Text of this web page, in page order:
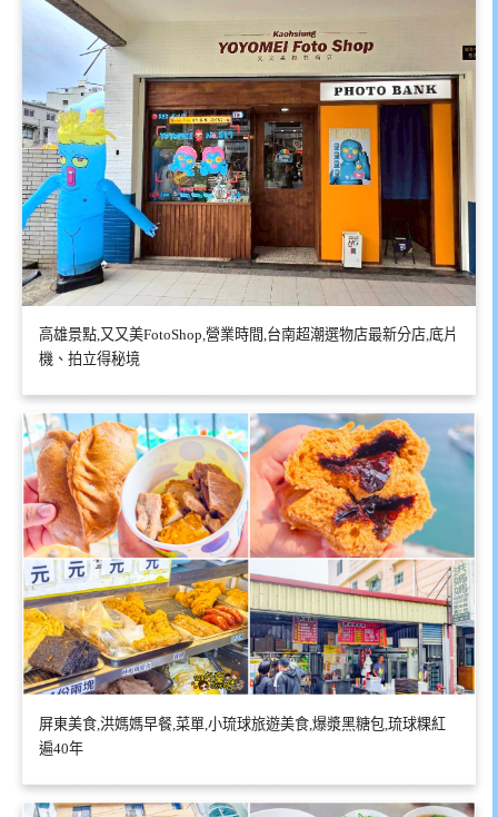
高雄景點,又又美FotoShop,營業時間,台南超潮選物店最新分店,底片
機、拍立得秘境
屏東美食,洪媽媽早餐,菜單,小琉球旅遊美食,爆漿黑糖包,琉球粿紅
遍40年